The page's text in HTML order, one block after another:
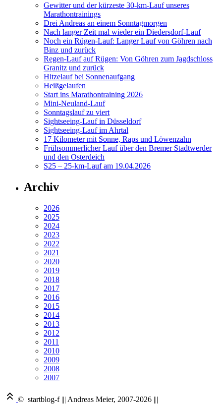
Gewitter und der kürzeste 30-km-Lauf unseres
Marathontrainings
Drei Andreas an einem Sonntagmorgen
Nach langer Zeit mal wieder ein Diedersdorf-Lauf
Noch ein Rügen-Lauf: Langer Lauf von Göhren nach
Binz und zurück
Regen-Lauf auf Rügen: Von Göhren zum Jagdschloss
Granitz und zurück
Hitzelauf bei Sonnenaufgang
Heißgelaufen
Start ins Marathontraining 2026
Mini-Neuland-Lauf
Sonntagslauf zu viert
Sightseeing-Lauf in Düsseldorf
Sightseeing-Lauf im Ahrtal
17 Kilometer mit Sonne, Raps und Löwenzahn
Frühsommerlicher Lauf über den Bremer Stadtwerder
und den Osterdeich
S25 – 25-km-Lauf am 19.04.2026
Archiv
2026
2025
2024
2023
2022
2021
2020
2019
2018
2017
2016
2015
2014
2013
2012
2011
2010
2009
2008
2007
© startblog-f ||| Andreas Meier, 2007-2026 |||